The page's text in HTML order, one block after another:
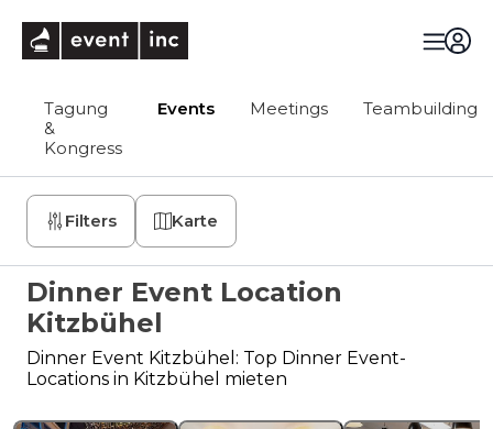
Tagung
&
Kongress
Events Meetings Teambuilding
Filters Karte
Dinner Event Location
Kitzbühel
Dinner Event Kitzbühel: Top Dinner Event-
Locations in Kitzbühel mieten